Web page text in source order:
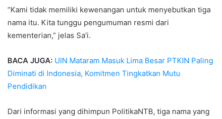
“Kami tidak memiliki kewenangan untuk menyebutkan tiga
nama itu. Kita tunggu pengumuman resmi dari
kementerian,” jelas Sa’i.
BACA JUGA: UIN Mataram Masuk Lima Besar PTKIN Paling
Diminati di Indonesia, Komitmen Tingkatkan Mutu
Pendidikan
Dari informasi yang dihimpun PolitikaNTB, tiga nama yang